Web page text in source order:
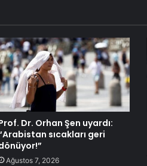
Dr. Orhan Şen uyardı:
sıcakları geri
Ağustos 7, 2026